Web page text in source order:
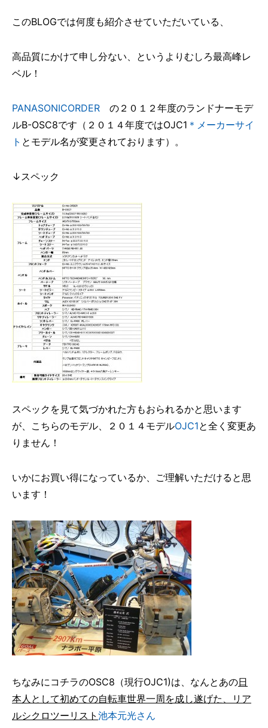
このBLOGでは何度も紹介させていただいている、
高品質にかけて申し分ない、というよりむしろ最高峰レ
ベル！
PANASONICORDER の２０１２年度のランドナーモデ
ルB-OSC8です（２０１４年度ではOJC1 ＊メーカーサイ
ト とモデル名が変更されております）。
↓スペック
スペックを見て気づかれた方もおられるかと思います
が、こちらのモデル、２０１４モデルOJC1と全く変更あ
りません！
いかにお買い得になっているか、ご理解いただけると思
います！
ちなみにコチラのOSC8（現行OJC1)は、なんとあの日
本人として初めての自転車世界一周を成し遂げた、リア
ルシクロツーリスト 池本元光さん